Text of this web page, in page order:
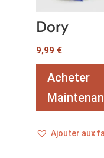
Dory
9,99 €
Acheter
Ajouter aux